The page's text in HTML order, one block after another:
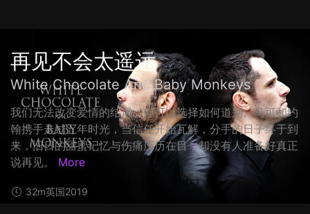
再见不会太遥远
White Chocolate And Baby Monkeys
我们无法改变爱情的结局，但可以选择如何道别。马可和约
翰携手走过五年时光，当信任开始瓦解，分手的日子终于到
来，旧日的甜蜜记忆与伤痛历历在目，却没有人准备好真正
说再见。
More
32m英国2019